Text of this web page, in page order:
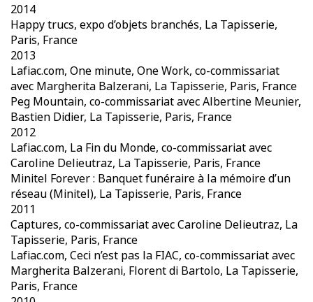
2014
Happy trucs, expo d’objets branchés, La Tapisserie,
Paris, France
2013
Lafiac.com, One minute, One Work, co-commissariat
avec Margherita Balzerani, La Tapisserie, Paris, France
Peg Mountain, co-commissariat avec Albertine Meunier,
Bastien Didier, La Tapisserie, Paris, France
2012
Lafiac.com, La Fin du Monde, co-commissariat avec
Caroline Delieutraz, La Tapisserie, Paris, France
Minitel Forever : Banquet funéraire à la mémoire d’un
réseau (Minitel), La Tapisserie, Paris, France
2011
Captures, co-commissariat avec Caroline Delieutraz, La
Tapisserie, Paris, France
Lafiac.com, Ceci n’est pas la FIAC, co-commissariat avec
Margherita Balzerani, Florent di Bartolo, La Tapisserie,
Paris, France